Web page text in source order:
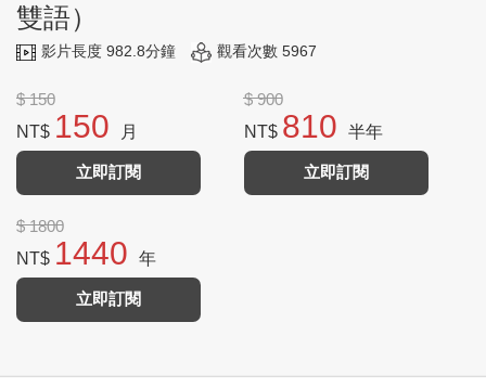
雙語）
影片長度 982.8分鐘 觀看次數 5967
$ 150
NT$ 150 月
立即訂閱
$ 900
NT$ 810 半年
立即訂閱
$ 1800
NT$ 1440 年
立即訂閱